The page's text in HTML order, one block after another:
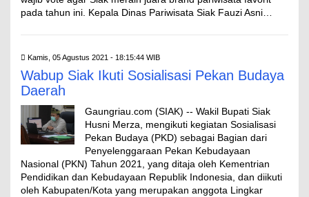
pada tahun ini. Kepala Dinas Pariwisata Siak Fauzi Asni…
Kamis, 05 Agustus 2021 - 18:15:44 WIB
Wabup Siak Ikuti Sosialisasi Pekan Budaya
Daerah
Gaungriau.com (SIAK) -- Wakil Bupati Siak
Husni Merza, mengikuti kegiatan Sosialisasi
Pekan Budaya (PKD) sebagai Bagian dari
Penyelenggaraan Pekan Kebudayaan
Nasional (PKN) Tahun 2021, yang ditaja oleh Kementrian
Pendidikan dan Kebudayaan Republik Indonesia, dan diikuti
oleh Kabupaten/Kota yang merupakan anggota Lingkar